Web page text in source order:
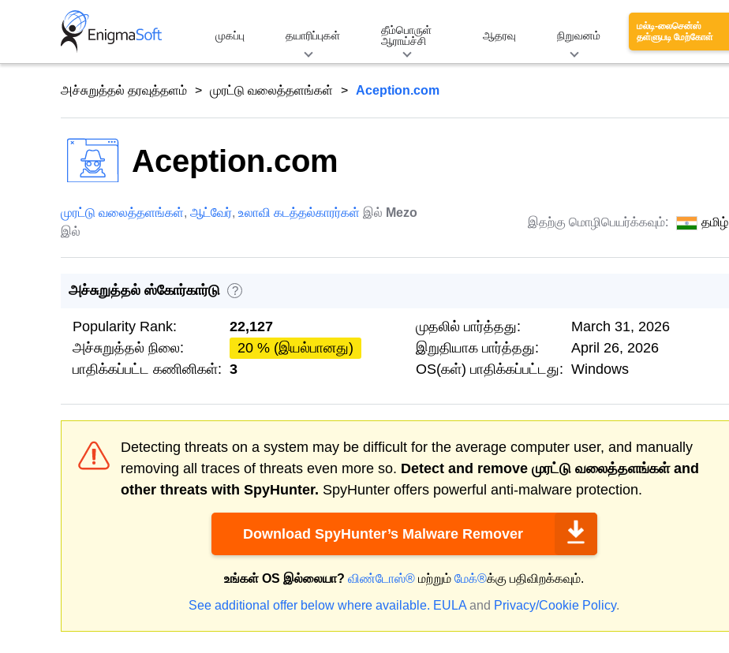
முகப்பு தயாரிப்புகள்
தீம்பொருள்
ஆராய்ச்சி
ஆதரவு நிறுவனம்
மல்டி-லைசென்ஸ்
தள்ளுபடி மேற்கோள்
அச்சுறுத்தல் தரவுத்தளம் முரட்டு வலைத்தளங்கள் Aception.com
Aception.com
முரட்டு வலைத்தளங்கள், ஆட்வேர், உலாவி கடத்தல்காரர்கள் இல் Mezo
இல்
இதற்கு மொழிபெயர்க்கவும்: தமிழ்
அச்சுறுத்தல் ஸ்கோர்கார்டு ?
Popularity Rank:
22,127
அச்சுறுத்தல் நிலை:
20 % (இயல்பானது)
பாதிக்கப்பட்ட கணினிகள்: 3
முதலில் பார்த்தது:
March 31, 2026
இறுதியாக பார்த்தது:
April 26, 2026
OS(கள்) பாதிக்கப்பட்டது: Windows
Detecting threats on a system may be difficult for the average computer user, and manually
removing all traces of threats even more so. Detect and remove முரட்டு வலைத்தளங்கள்and
other threats with SpyHunter. SpyHunter offers powerful anti-malware protection.
Download SpyHunter’s Malware Remover
உங்கள் OS இல்லையா? விண்டோஸ்® மற்றும் மேக்®க்கு பதிவிறக்கவும்.
See additional offer below where available. EULA and Privacy/Cookie Policy.